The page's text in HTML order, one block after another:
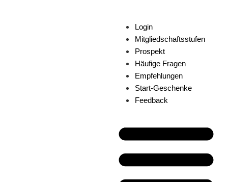
Login
Mitgliedschaftsstufen
Prospekt
Häufige Fragen
Empfehlungen
Start-Geschenke
Feedback